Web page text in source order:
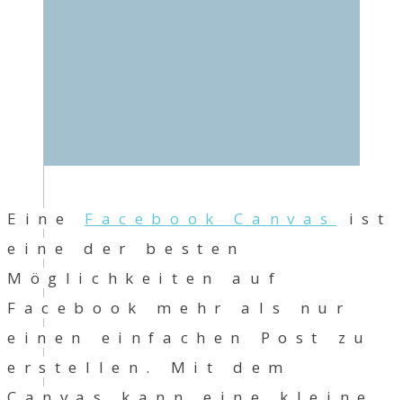
Eine Facebook Canvas
ist
eine der besten
Möglichkeiten auf
Facebook mehr als nur
einen einfachen Post zu
erstellen. Mit dem